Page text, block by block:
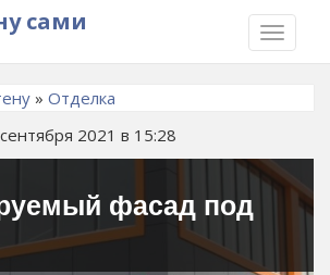
TOGGLE
сами
» Отделка
2021 в 15:28
фасад под